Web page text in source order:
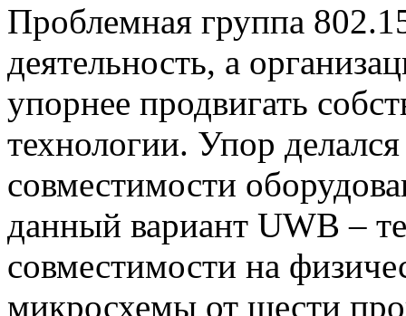
Проблемная группа
деятельность, а
упорнее продвигать
технологии. Упор
совместимости
данный вариант UWB –
совместимости на
микросхемы от шести